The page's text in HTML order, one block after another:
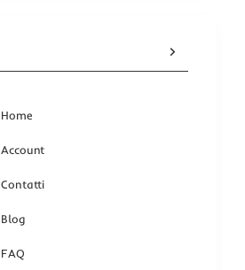
Home
Account
Contatti
Blog
FAQ